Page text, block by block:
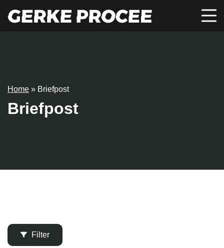
Home » Briefpost
Briefpost
Filter